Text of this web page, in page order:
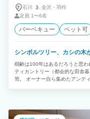
石川 金沢・ 羽咋
定員 1〜6名
バーベキュー ペット可
シンボルツリー、カシの木
樹齢は100年はあるだろうと思
ティカントリー（都会的な田舎
笥。 オーナー自ら集めたアンテ
ろん家族同然のペットも OK。
堪能していただきたいと思います